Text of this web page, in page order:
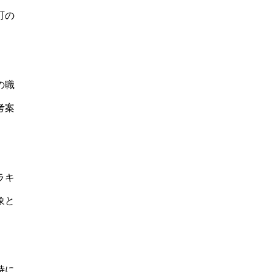
の
職
案
キ
と